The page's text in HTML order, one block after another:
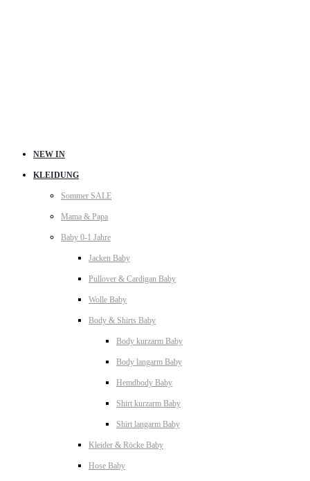
NEW IN
KLEIDUNG
Sommer SALE
Mama & Papa
Baby 0-1 Jahre
Jacken Baby
Pullover & Cardigan Baby
Wolle Baby
Body & Shirts Baby
Body kurzarm Baby
Body langarm Baby
Hemdbody Baby
Shirt kurzarm Baby
Shirt langarm Baby
Kleider & Röcke Baby
Hose Baby